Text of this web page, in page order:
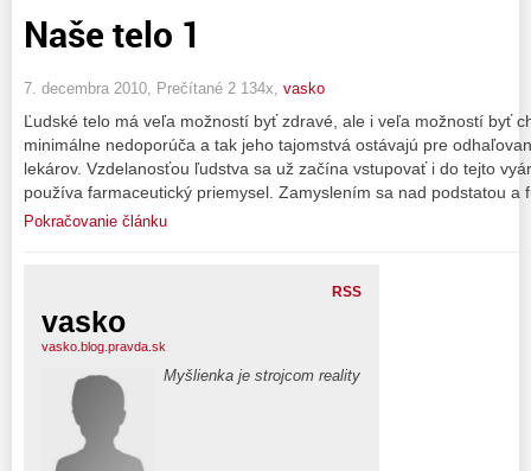
Naše telo 1
7. decembra 2010, Prečítané 2 134x, vasko
Ľudské telo má veľa možností byť zdravé, ale i veľa možností byť
minimálne nedoporúča a tak jeho tajomstvá ostávajú pre
lekárov. Vzdelanosťou ľudstva sa už začína vstupovať i do tejto
používa farmaceutický priemysel. Zamyslením sa nad podstatou
Pokračovanie článku
RSS
vasko
vasko.blog.pravda.sk
Myšlienka je strojcom reality